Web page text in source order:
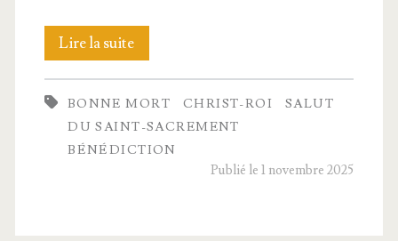
Lire la suiteJusqu’au
Royaume
du
Christ-
BONNE MORT CHRIST-ROI
SALUT
DU SAINT-SACREMENT
BÉNÉDICTION
Publié le 1 novembre 2025